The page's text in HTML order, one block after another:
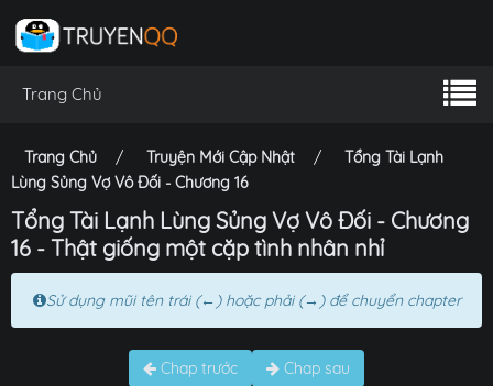
Trang Chủ
Trang Chủ Truyện Mới Cập Nhật
Tổng Tài Lạnh
Lùng Sủng Vợ Vô Đối - Chương 16
Tổng Tài Lạnh Lùng Sủng Vợ Vô Đối - Chương
16 - Thật giống một cặp tình nhân nhỉ
Sử dụng mũi tên trái (←) hoặc phải (→) để chuyển chapter
Chap trước Chap sau